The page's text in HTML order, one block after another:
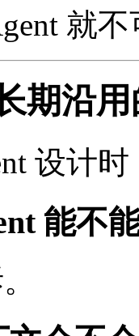
就
期沿
设计
能不